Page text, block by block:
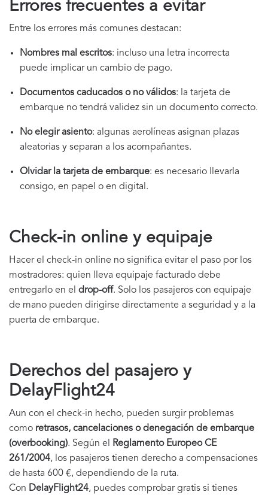
Errores frecuentes a evitar
Entre los errores más comunes destacan:
Nombres mal escritos: incluso una letra incorrecta
puede implicar un cambio de pago.
Documentos caducados o no válidos: la tarjeta de
embarque no tendrá validez sin un documento correcto.
No elegir asiento: algunas aerolíneas asignan plazas
aleatorias y separan a los acompañantes.
Olvidar la tarjeta de embarque: es necesario llevarla
consigo, en papel o en digital.
Check-in online y equipaje
Hacer el check-in online no significa evitar el paso por los
mostradores: quien lleva equipaje facturado debe
entregarlo en el drop-off. Solo los pasajeros con equipaje
de mano pueden dirigirse directamente a seguridad y a la
puerta de embarque.
Derechos del pasajero y
DelayFlight24
Aun con el check-in hecho, pueden surgir problemas
como retrasos, cancelaciones o denegación de embarque
(overbooking). Según el
Reglamento Europeo CE
261/2004, los pasajeros tienen derecho a compensaciones
de hasta 600 €, dependiendo de la ruta.
Con DelayFlight24, puedes comprobar gratis si tienes